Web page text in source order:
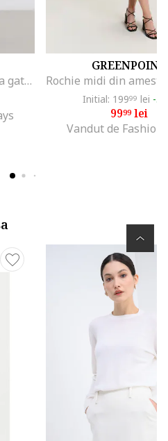
Rochie cu decolteu la baza gatului si maneci scurte Grace, Maro/Crem
GREENPOINT
Initial: 19999 lei -
9999lei
Vandut de Fashion